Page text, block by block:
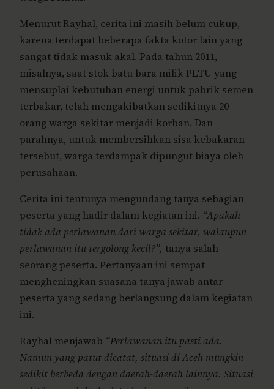
Menurut Rayhal, cerita ini masih belum cukup,
karena terdapat beberapa fakta kotor lain yang
sangat tidak masuk akal. Pada tahun 2011,
misalnya, saat stok batu bara milik PLTU yang
mensuplai kebutuhan energi untuk pabrik semen
terbakar, telah mengakibatkan sedikitnya 20
orang warga sekitar menjadi korban. Dan
parahnya, untuk membersihkan sisa kebakaran
tersebut, warga terdampak dipungut biaya oleh
perusahaan.
Cerita ini tentunya mengundang tanya sebagian
peserta yang hadir dalam kegiatan ini. “Apakah
tidak ada perlawanan dari warga sekitar, walaupun
perlawanan itu tergolong kecil?”, tanya salah
seorang peserta. Pertanyaan ini sempat
mengheningkan suasana tanya jawab antar
peserta yang sedang berlangsung dalam kegiatan
ini.
Rayhal menjawab “Perlawanan itu pasti ada.
Namun yang patut dicatat, situasi di Aceh mungkin
sedikit berbeda dengan daerah-daerah lainnya. Situasi